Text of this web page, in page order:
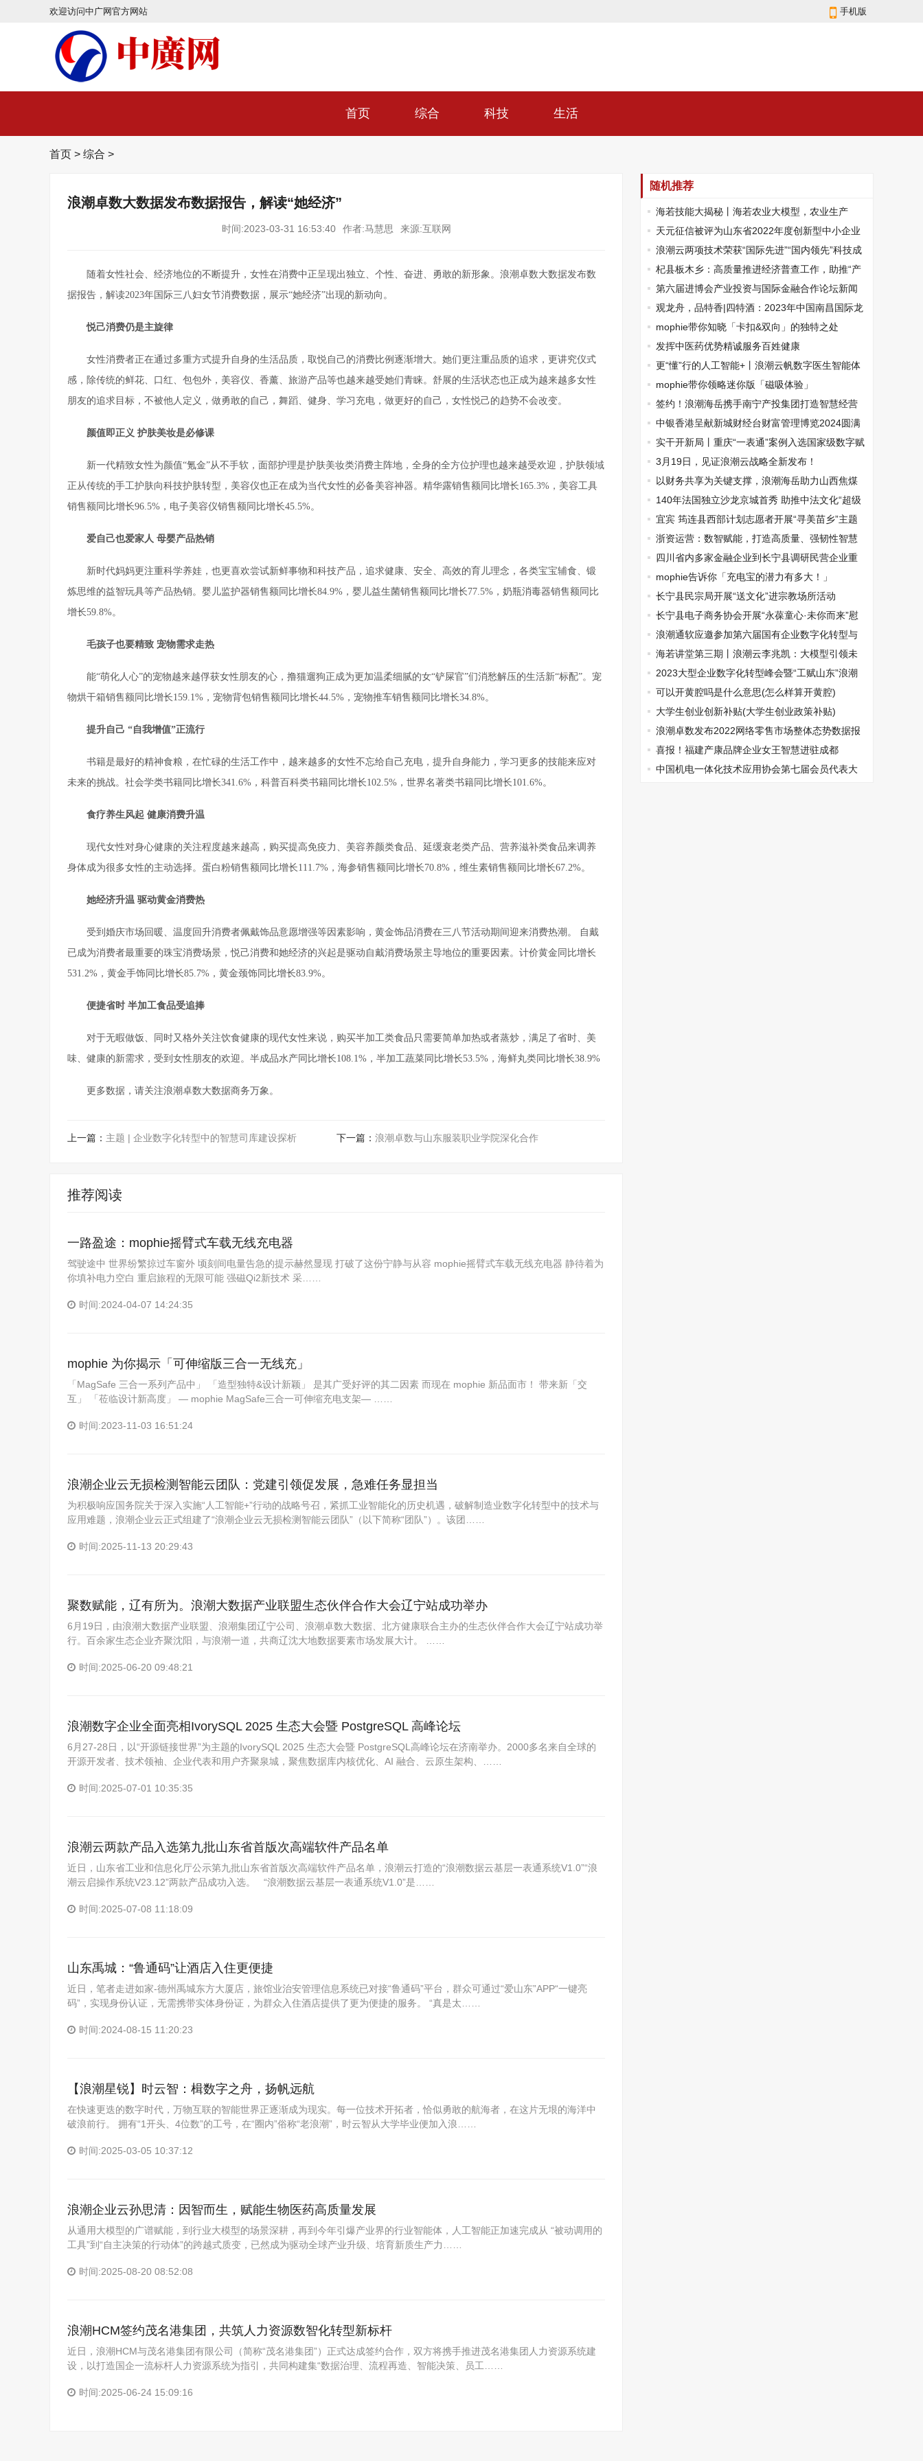
欢迎访问中广网官方网站 手机版
首页 综合 科技 生活
首页 > 综合 >
浪潮卓数大数据发布数据报告，解读“她经济”
时间:2023-03-31 16:53:40 作者:马慧思 来源:互联网
随着女性社会、经济地位的不断提升，女性在消费中正呈现出独立、个性、奋进、勇敢的新形象。浪潮卓数大数据发布数
据报告，解读2023年国际三八妇女节消费数据，展示“她经济”出现的新动向。
悦己消费仍是主旋律
女性消费者正在通过多重方式提升自身的生活品质，取悦自己的消费比例逐渐增大。她们更注重品质的追求，更讲究仪式
感，除传统的鲜花、口红、包包外，美容仪、香薰、旅游产品等也越来越受她们青睐。舒展的生活状态也正成为越来越多女性
朋友的追求目标，不被他人定义，做勇敢的自己，舞蹈、健身、学习充电，做更好的自己，女性悦己的趋势不会改变。
颜值即正义 护肤美妆是必修课
新一代精致女性为颜值“氪金”从不手软，面部护理是护肤美妆类消费主阵地，全身的全方位护理也越来越受欢迎，护肤领域
正从传统的手工护肤向科技护肤转型，美容仪也正在成为当代女性的必备美容神器。精华露销售额同比增长165.3%，美容工具
销售额同比增长96.5%，电子美容仪销售额同比增长45.5%。
爱自己也爱家人 母婴产品热销
新时代妈妈更注重科学养娃，也更喜欢尝试新鲜事物和科技产品，追求健康、安全、高效的育儿理念，各类宝宝辅食、锻
炼思维的益智玩具等产品热销。婴儿监护器销售额同比增长84.9%，婴儿益生菌销售额同比增长77.5%，奶瓶消毒器销售额同比
增长59.8%。
毛孩子也要精致 宠物需求走热
能“萌化人心”的宠物越来越俘获女性朋友的心，撸猫遛狗正成为更加温柔细腻的女“铲屎官”们消愁解压的生活新“标配”。宠
物烘干箱销售额同比增长159.1%，宠物背包销售额同比增长44.5%，宠物推车销售额同比增长34.8%。
提升自己 “自我增值”正流行
书籍是最好的精神食粮，在忙碌的生活工作中，越来越多的女性不忘给自己充电，提升自身能力，学习更多的技能来应对
未来的挑战。社会学类书籍同比增长341.6%，科普百科类书籍同比增长102.5%，世界名著类书籍同比增长101.6%。
食疗养生风起 健康消费升温
现代女性对身心健康的关注程度越来越高，购买提高免疫力、美容养颜类食品、延缓衰老类产品、营养滋补类食品来调养
身体成为很多女性的主动选择。蛋白粉销售额同比增长111.7%，海参销售额同比增长70.8%，维生素销售额同比增长67.2%。
她经济升温 驱动黄金消费热
受到婚庆市场回暖、温度回升消费者佩戴饰品意愿增强等因素影响，黄金饰品消费在三八节活动期间迎来消费热潮。 自戴
已成为消费者最重要的珠宝消费场景，悦己消费和她经济的兴起是驱动自戴消费场景主导地位的重要因素。计价黄金同比增长
531.2%，黄金手饰同比增长85.7%，黄金颈饰同比增长83.9%。
便捷省时 半加工食品受追捧
对于无暇做饭、同时又格外关注饮食健康的现代女性来说，购买半加工类食品只需要简单加热或者蒸炒，满足了省时、美
味、健康的新需求，受到女性朋友的欢迎。半成品水产同比增长108.1%，半加工蔬菜同比增长53.5%，海鲜丸类同比增长38.9%
更多数据，请关注浪潮卓数大数据商务万象。
上一篇： 主题 | 企业数字化转型中的智慧司库建设探析 下一篇： 浪潮卓数与山东服装职业学院深化合作
推荐阅读
一路盈途：mophie摇臂式车载无线充电器
驾驶途中 世界纷繁掠过车窗外 顷刻间电量告急的提示赫然显现 打破了这份宁静与从容 mophie摇臂式车载无线充电器 静待着为
你填补电力空白 重启旅程的无限可能 强磁Qi2新技术 采……
时间:2024-04-07 14:24:35
mophie 为你揭示「可伸缩版三合一无线充」
「MagSafe 三合一系列产品中」 「造型独特&设计新颖」 是其广受好评的其二因素 而现在 mophie 新品面市！ 带来新「交
互」 「莅临设计新高度」 — mophie MagSafe三合一可伸缩充电支架— ……
时间:2023-11-03 16:51:24
浪潮企业云无损检测智能云团队：党建引领促发展，急难任务显担当
为积极响应国务院关于深入实施“人工智能+”行动的战略号召，紧抓工业智能化的历史机遇，破解制造业数字化转型中的技术与
应用难题，浪潮企业云正式组建了“浪潮企业云无损检测智能云团队”（以下简称“团队”）。该团……
时间:2025-11-13 20:29:43
聚数赋能，辽有所为。浪潮大数据产业联盟生态伙伴合作大会辽宁站成功举办
6月19日，由浪潮大数据产业联盟、浪潮集团辽宁公司、浪潮卓数大数据、北方健康联合主办的生态伙伴合作大会辽宁站成功举
行。百余家生态企业齐聚沈阳，与浪潮一道，共商辽沈大地数据要素市场发展大计。 ……
时间:2025-06-20 09:48:21
浪潮数字企业全面亮相IvorySQL 2025 生态大会暨 PostgreSQL 高峰论坛
6月27-28日，以“开源链接世界”为主题的IvorySQL 2025 生态大会暨 PostgreSQL高峰论坛在济南举办。2000多名来自全球的
开源开发者、技术领袖、企业代表和用户齐聚泉城，聚焦数据库内核优化、AI 融合、云原生架构、……
时间:2025-07-01 10:35:35
浪潮云两款产品入选第九批山东省首版次高端软件产品名单
近日，山东省工业和信息化厅公示第九批山东省首版次高端软件产品名单，浪潮云打造的“浪潮数据云基层一表通系统V1.0”“浪
潮云启操作系统V23.12”两款产品成功入选。 “浪潮数据云基层一表通系统V1.0”是……
时间:2025-07-08 11:18:09
山东禹城：“鲁通码”让酒店入住更便捷
近日，笔者走进如家-德州禹城东方大厦店，旅馆业治安管理信息系统已对接“鲁通码”平台，群众可通过“爱山东”APP“一键亮
码”，实现身份认证，无需携带实体身份证，为群众入住酒店提供了更为便捷的服务。 “真是太……
时间:2024-08-15 11:20:23
【浪潮星锐】时云智：楫数字之舟，扬帆远航
在快速更迭的数字时代，万物互联的智能世界正逐渐成为现实。每一位技术开拓者，恰似勇敢的航海者，在这片无垠的海洋中
破浪前行。 拥有“1开头、4位数”的工号，在“圈内”俗称“老浪潮”，时云智从大学毕业便加入浪……
时间:2025-03-05 10:37:12
浪潮企业云孙思清：因智而生，赋能生物医药高质量发展
从通用大模型的广谱赋能，到行业大模型的场景深耕，再到今年引爆产业界的行业智能体，人工智能正加速完成从 “被动调用的
工具”到“自主决策的行动体”的跨越式质变，已然成为驱动全球产业升级、培育新质生产力……
时间:2025-08-20 08:52:08
浪潮HCM签约茂名港集团，共筑人力资源数智化转型新标杆
近日，浪潮HCM与茂名港集团有限公司（简称“茂名港集团”）正式达成签约合作，双方将携手推进茂名港集团人力资源系统建
设，以打造国企一流标杆人力资源系统为指引，共同构建集“数据治理、流程再造、智能决策、员工……
时间:2025-06-24 15:09:16
随机推荐
海若技能大揭秘丨海若农业大模型，农业生产
的“慧眼”
天元征信被评为山东省2022年度创新型中小企业
浪潮云两项技术荣获“国际先进”“国内领先”科技成
果认定
杞县板木乡：高质量推进经济普查工作，助推“产
业兴旺星”创建
第六届进博会产业投资与国际金融合作论坛新闻
发布会在宁波召开
观龙舟，品特香|四特酒：2023年中国南昌国际龙
舟赛官方指定用酒
mophie带你知晓「卡扣&双向」的独特之处
发挥中医药优势精诚服务百姓健康
更“懂”行的人工智能+丨浪潮云帆数字医生智能体
筑牢健康防线
mophie带你领略迷你版「磁吸体验」
签约！浪潮海岳携手南宁产投集团打造智慧经营
管理平台
中银香港呈献新城财经台财富管理博览2024圆满
举行实干开新局丨重庆“一表通”案例入选国家级数字赋
能基层减负典型案例名单
3月19日，见证浪潮云战略全新发布！
以财务共享为关键支撑，浪潮海岳助力山西焦煤
开启数智财务新篇章
140年法国独立沙龙京城首秀 助推中法文化“超级
连接”与艺术共融
宜宾 筠连县西部计划志愿者开展“寻美苗乡”主题
团日活动
浙资运营：数智赋能，打造高质量、强韧性智慧
国资运营标杆
四川省内多家金融企业到长宁县调研民营企业重
点项目
mophie告诉你「充电宝的潜力有多大！」
长宁县民宗局开展“送文化”进宗教场所活动
长宁县电子商务协会开展“永葆童心·未你而来”慰
问活动
浪潮通软应邀参加第六届国有企业数字化转型与
发展研讨会
海若讲堂第三期丨浪潮云李兆凯：大模型引领未
来健康新篇章
2023大型企业数字化转型峰会暨“工赋山东”浪潮
专项行动济南峰会举办
可以开黄腔吗是什么意思(怎么样算开黄腔)
大学生创业创新补贴(大学生创业政策补贴)
浪潮卓数发布2022网络零售市场整体态势数据报
告喜报！福建产康品牌企业女王智慧进驻成都
中国机电一体化技术应用协会第七届会员代表大